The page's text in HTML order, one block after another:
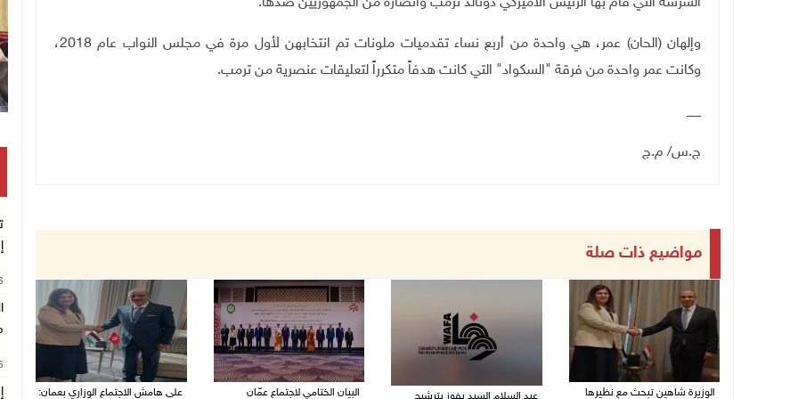
وإلهان (الحان) عمر، هي واحدة من أربع نساء تقدميات ملونات تم انتخابهن لأول مرة في مجلس النواب عام 2018،
وكانت عمر واحدة من فرقة "السكواد" التي كانت هدفاً متكرراً لتعليقات عنصرية من ترمب.
__
ج.س/ م.ج
مواضيع ذات صلة
الوزيرة شاهين تبحث مع نظيرها عبد السلام السيد يفوز بترشيح البيان الختامي لاجتماع عمّان على هامش الاجتماع الوزاري بعمان: